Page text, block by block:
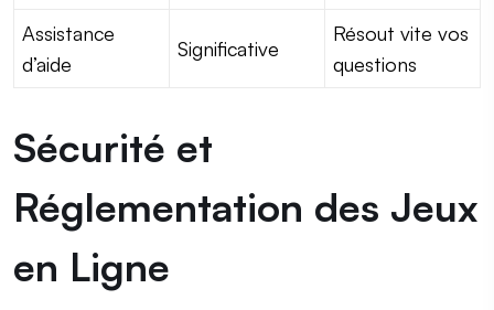
Assistance
d’aide
Significative
Résout vite vos
questions
Sécurité et
Réglementation des Jeux
en Ligne